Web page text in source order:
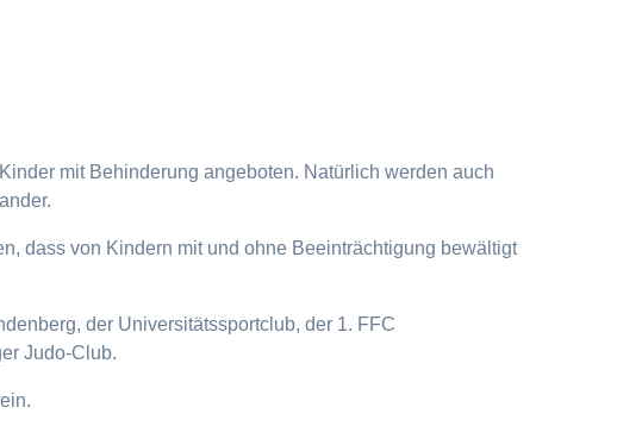
mit Behinderung angeboten. Natürlich werden auch
dass von Kindern mit und ohne Beeinträchtigung bewältigt
der Universitätssportclub, der 1. FFC
Judo-Club.